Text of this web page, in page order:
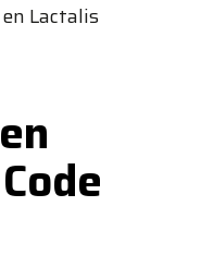
en Lactalis